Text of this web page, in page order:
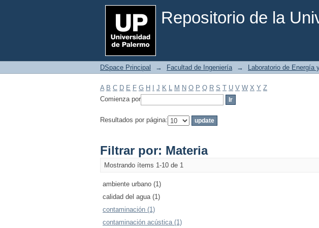
Repositorio de la
Filtrar por: Materia
DSpace Principal → Facultad de Ingeniería → Laboratorio de Energía
A B C D E F G H J K L M N O P Q R S T U V W X Y Z
Comienza por
Resultados por página:
Filtrar por: Materia
Mostrando ítems 1-10 de 1
ambiente urbano (1)
calidad del agua (1)
contaminación (1)
contaminación acústica (1)